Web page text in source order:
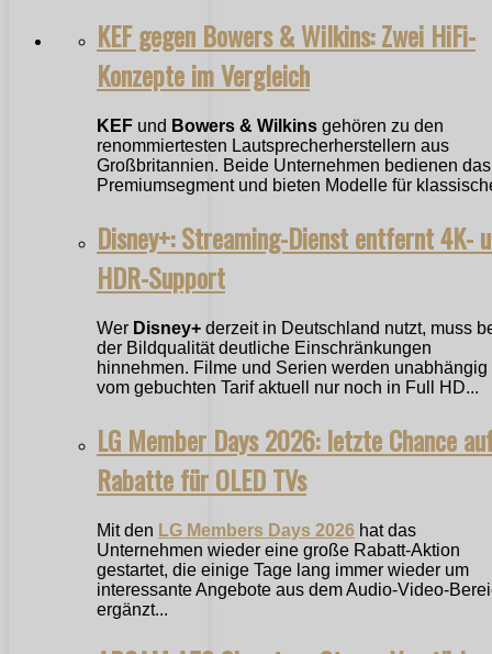
KEF gegen Bowers & Wilkins: Zwei HiFi-
Konzepte im Vergleich
KEF und Bowers & Wilkins gehören zu den
renommiertesten Lautsprecherherstellern aus
Großbritannien. Beide Unternehmen bedienen das
Premiumsegment und bieten Modelle für
Disney+: Streaming-Dienst entfernt 4K-
HDR-Support
Wer Disney+ derzeit in Deutschland nutzt, muss
der Bildqualität deutliche Einschränkungen
hinnehmen. Filme und Serien werden unabhängig
vom gebuchten Tarif aktuell nur noch in Full HD...
LG Member Days 2026: letzte Chance
Rabatte für OLED TVs
Mit den LG Members Days 2026 hat das
Unternehmen wieder eine große Rabatt-Aktion
gestartet, die einige Tage lang immer wieder um
interessante Angebote aus dem Audio-Video-
ergänzt...